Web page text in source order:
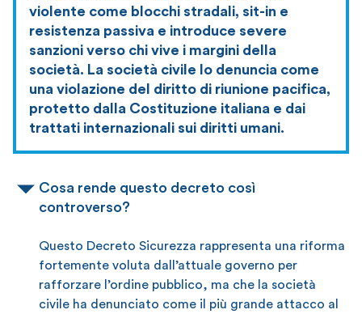
violente come blocchi stradali, sit-in e
resistenza passiva e introduce severe
sanzioni verso chi vive i margini della
società. La società civile lo denuncia come
una violazione del diritto di riunione pacifica,
protetto dalla Costituzione italiana e dai
trattati internazionali sui diritti umani.
Cosa rende questo decreto così
controverso?
Questo Decreto Sicurezza rappresenta una riforma
fortemente voluta dall’attuale governo per
rafforzare l’ordine pubblico, ma che la società
civile ha denunciato come il più grande attacco al